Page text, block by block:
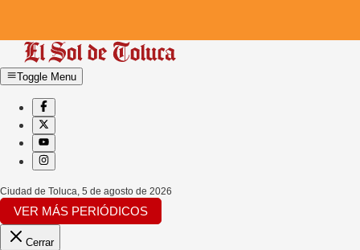
Toggle Menu
Ciudad de Toluca 5 de agosto de 2026
VER MÁS PERIÓDICOS
Cerrar